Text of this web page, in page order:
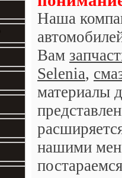
Наша
Вам
Selenia,
материалы
нашими